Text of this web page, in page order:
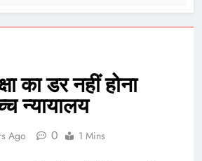
का डर नहीं होना
न्यायालय
Ago 0 1 Mins